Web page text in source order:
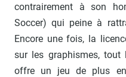
contrairement à son
Soccer) qui peine à
Encore une fois, la
sur les graphismes, tout
offre un jeu de plus